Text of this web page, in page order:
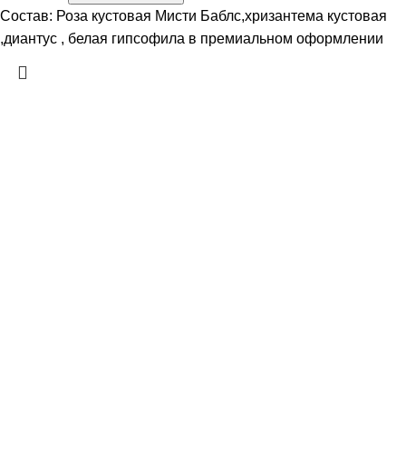
Состав: Роза кустовая Мисти Баблс,хризантема кустовая
,диантус , белая гипсофила в премиальном оформлении